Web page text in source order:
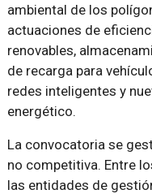
ambiental de los
actuaciones de
renovables,
de recarga para
redes inteligentes y
energético.
La convocatoria se
no competitiva. Entre
las entidades de